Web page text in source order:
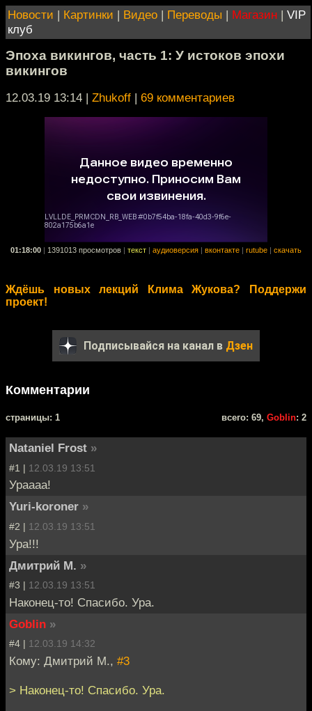
Новости | Картинки | Видео | Переводы | Магазин | VIP
клуб
Эпоха викингов, часть 1: У истоков эпохи
викингов
12.03.19 13:14 | Zhukoff | 69 комментариев
01:18:00 1391013 просмотров текст аудиоверсия вконтакте rutube скачать
Ждёшь новых лекций Клима Жукова? Поддержи
проект!
Подписывайся на канал в Дзен
Комментарии
cтраницы: 1 всего: 69, Goblin: 2
Nataniel Frost »
#1 | 12.03.19 13:51
Ураааа!
Yuri-koroner »
#2 | 12.03.19 13:51
Ура!!!
Дмитрий М. »
#3 | 12.03.19 13:51
Наконец-то! Спасибо. Ура.
Goblin »
#4 | 12.03.19 14:32
Кому: Дмитрий М., #3
> Наконец-то! Спасибо. Ура.